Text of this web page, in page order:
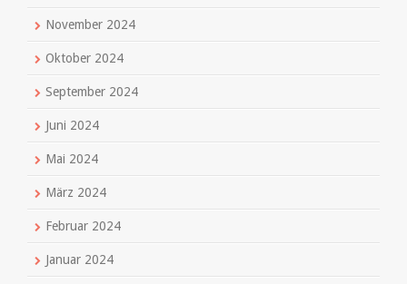
November 2024
Oktober 2024
September 2024
Juni 2024
Mai 2024
März 2024
Februar 2024
Januar 2024